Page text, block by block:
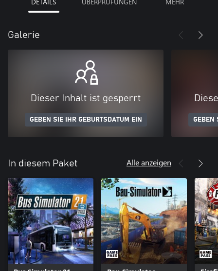
Galerie
Dieser Inhalt ist gesperrt
GEBEN SIE IHR GEBURTSDATUM EIN GEBEN
In diesem Paket Alle anzeigen